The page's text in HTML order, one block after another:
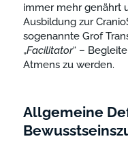
immer mehr genährt
Ausbildung zur
sogenannte Grof
„Facilitator“ –
Atmens zu werden.
Allgemeine